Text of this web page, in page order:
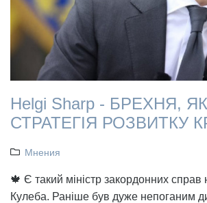
Helgi Sharp - БРЕХНЯ, ЯК
СТРАТЕГІЯ РОЗВИТКУ
Мнения
🍁 Є такий міністр закордонних справ
Кулеба. Раніше був дуже непоганим